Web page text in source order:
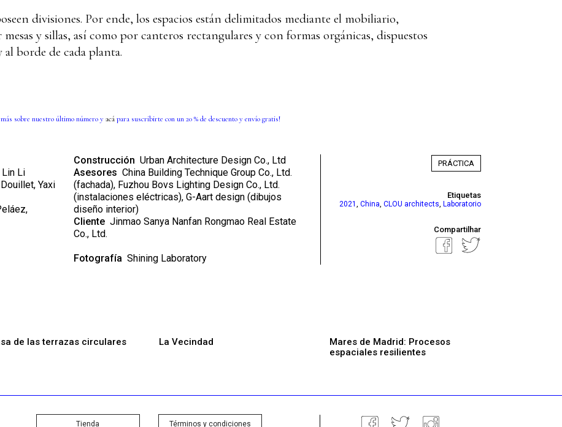
divisiones. Por ende, los espacios están delimitados mediante el mobiliario,
y sillas, así como por canteros rectangulares y con formas orgánicas, dispuestos
borde de cada planta.
sobre nuestro último número yacápara suscribirte con un 20 % de descuento y envío gratis!
Lin Li
Yaxi
Construcción Urban Architecture Design Co., Ltd
Asesores China Building Technique Group Co., Ltd.
(fachada), Fuzhou Bovs Lighting Design Co., Ltd.
(instalaciones eléctricas), G-Aart design (dibujos
diseño interior)
ClienteJinmao Sanya Nanfan Rongmao Real Estate
Co., Ltd.
Fotografía Shining Laboratory
PRÁCTICA
Etiquetas
2021 , China, CLOU architects, Laboratorio
Compartilhar
de las terrazas circulares La Vecindad
Mares de Madrid: Procesos
espaciales resilientes
Tienda Términos y condiciones